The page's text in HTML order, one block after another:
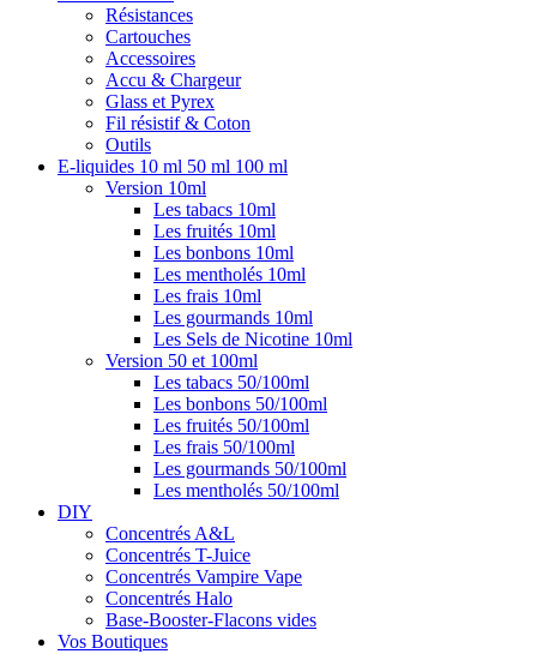
Résistances
Cartouches
Accessoires
Accu & Chargeur
Glass et Pyrex
Fil résistif & Coton
Outils
E-liquides 10 ml 50 ml 100 ml
Version 10ml
Les tabacs 10ml
Les fruités 10ml
Les bonbons 10ml
Les mentholés 10ml
Les frais 10ml
Les gourmands 10ml
Les Sels de Nicotine 10ml
Version 50 et 100ml
Les tabacs 50/100ml
Les bonbons 50/100ml
Les fruités 50/100ml
Les frais 50/100ml
Les gourmands 50/100ml
Les mentholés 50/100ml
DIY
Concentrés A&L
Concentrés T-Juice
Concentrés Vampire Vape
Concentrés Halo
Base-Booster-Flacons vides
Vos Boutiques